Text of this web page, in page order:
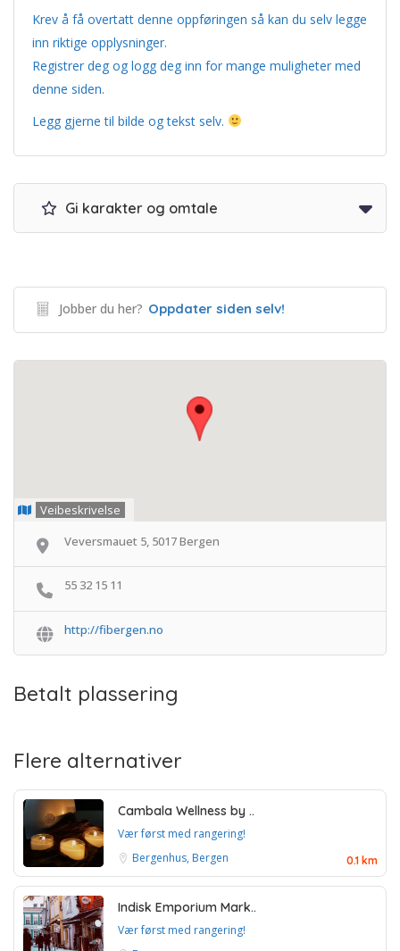
Krev å få overtatt denne oppføringen så kan du selv legge
inn riktige opplysninger.
Registrer deg og logg deg inn for mange muligheter med
denne siden.
Legg gjerne til bilde og tekst selv.
Gi karakter og omtale
Jobber du her? Oppdater siden selv!
Veibeskrivelse
Veversmauet 5, 5017 Bergen
55 32 15 11
http://fibergen.no
Betalt plassering
Flere alternativer
Cambala Wellness by ..
Vær først med rangering!
Bergenhus, Bergen
0.1 km
Indisk Emporium Mark..
Vær først med rangering!